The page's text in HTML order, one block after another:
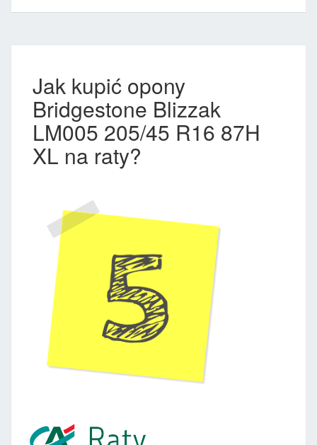
Jak kupić opony
Bridgestone Blizzak
LM005 205/45 R16 87H
XL na raty?